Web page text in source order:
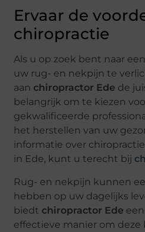
Ervaar de
chiropractie
Als u op zoek bent naar
uw rug- en nekpijn te
aan chiropractor Ede de
belangrijk om te kiezen
gekwalificeerde
het herstellen van uw
informatie over
in Ede, kunt u terecht bij
Rug- en nekpijn kunnen
hebben op uw dagelijks
biedt chiropractor Ede
effectieve manier om deze